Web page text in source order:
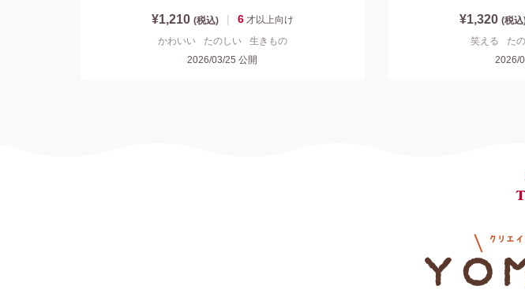
¥1,210 (税込) | 6 才以上向け
かわいい
たのしい
生きもの
2026/03/25 公開
¥1,320 (税込
笑える
た
2026/